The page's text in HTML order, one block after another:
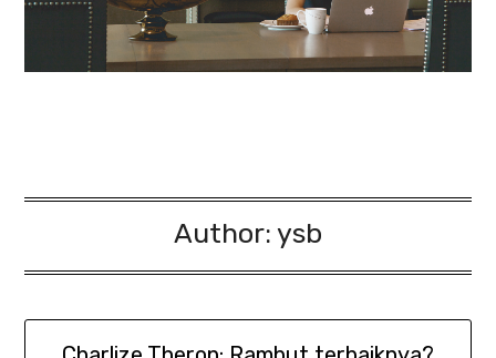
Author: ysb